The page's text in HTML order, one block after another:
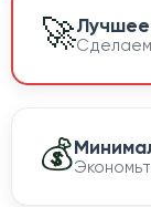
🚀Сделаем
💰